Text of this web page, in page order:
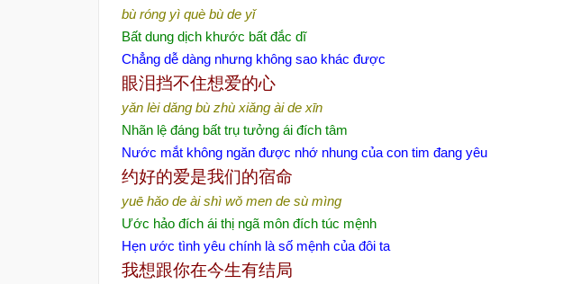
bù róng yì què bù de yǐ
Bất dung dịch khước bất đắc dĩ
Chẳng dễ dàng nhưng không sao khác được
眼泪挡不住想爱的心
yǎn lèi dǎng bù zhù xiǎng ài de xīn
Nhãn lệ đáng bất trụ tưởng ái đích tâm
Nước mắt không ngăn được nhớ nhung của con tim đang yêu
约好的爱是我们的宿命
yuē hǎo de ài shì wǒ men de sù mìng
Ước hảo đích ái thị ngã môn đích túc mệnh
Hẹn ước tình yêu chính là số mệnh của đôi ta
我想跟你在今生有结局